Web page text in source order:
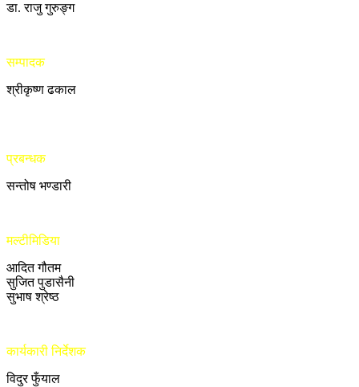
डा. राजु गुरुङ्ग
सम्पादक
श्रीकृष्ण ढकाल
प्रबन्धक
सन्तोष भण्डारी
मल्टीमिडिया
आदित गौतम
सुजित पुडासैनी
सुभाष श्रेष्ठ
कार्यकारी निर्देशक
विदुर फुँयाल